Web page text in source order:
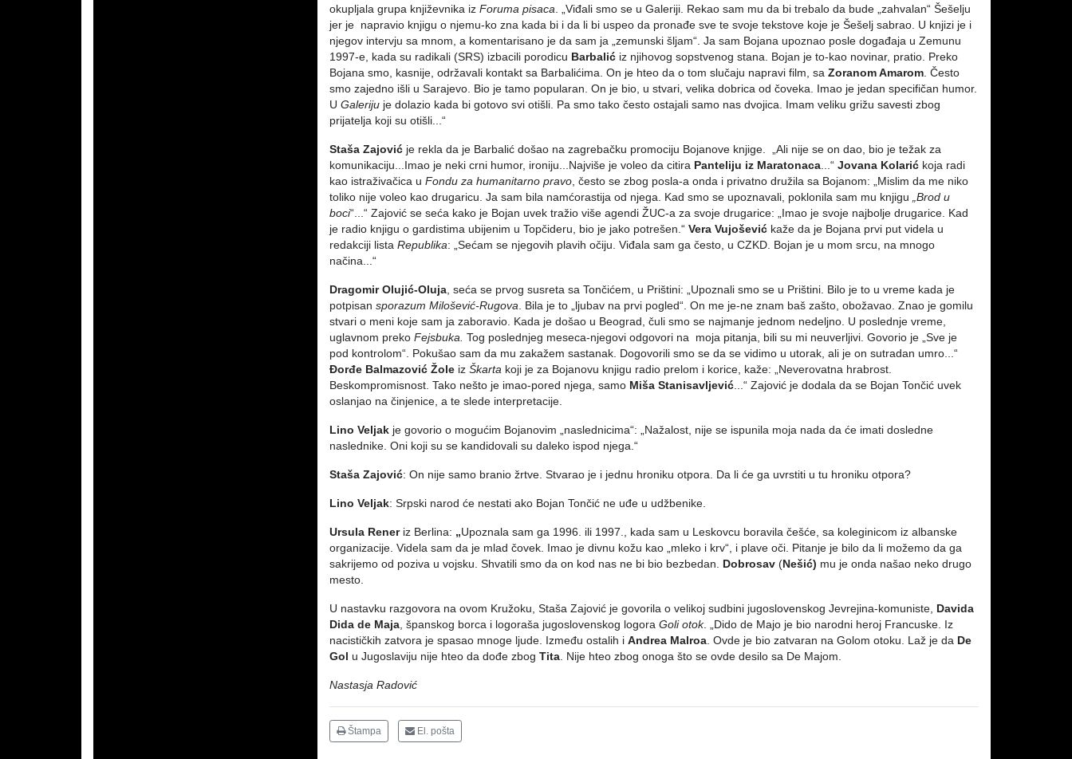
okupljala grupa književnika izForuma pisaca. „Viđali smo se u Galeriji. Rekao sam mu da bi trebalo da bude „zahvalan“ Šešelju
jer je napravio knjigu o njemu-ko zna kada bi i da li bi uspeo da pronađe sve te svoje tekstove koje je Šešelj sabrao. U knjizi je i
njegov intervju sa mnom, a komentarisano je da sam ja „zemunski šljam“. Ja sam Bojana upoznao posle događaja u Zemunu
1997-e, kada su radikali (SRS) izbacili porodicu Barbalić iz njihovog sopstvenog stana. Bojan je to-kao novinar, pratio. Preko
Bojana smo, kasnije, održavali kontakt sa Barbalićima. On je hteo da o tom slučaju napravi film, saZoranom Amarom. Često
smo zajedno išli u Sarajevo. Bio je tamo popularan. On je bio, u stvari, velika dobrica od čoveka. Imao je jedan specifičan humor.
UGaleriju je dolazio kada bi gotovo svi otišli. Pa smo tako često ostajali samo nas dvojica. Imam veliku grižu savesti zbog
prijatelja koji su otišli...“
Staša Zajović je rekla da je Barbalić došao na zagrebačku promociju Bojanove knjige. „Ali nije se on dao, bio je težak za
komunikaciju...Imao je neki crni humor, ironiju...Najviše je voleo da citira Panteliju iz Maratonaca...“Jovana Kolarić koja radi
kao istraživačica uFondu za humanitarno pravo, često se zbog posla-a onda i privatno družila sa Bojanom: „Mislim da me niko
toliko nije voleo kao drugaricu. Ja sam bila namćorastija od njega. Kad smo se upoznavali, poklonila sam mu knjigu„Brod u
boci“...“ Zajović se seća kako je Bojan uvek tražio više agendi ŽUC-a za svoje drugarice: „Imao je svoje najbolje drugarice. Kad
je radio knjigu o gardistima ubijenim u Topčideru, bio je jako potrešen.“Vera Vujošević kaže da je Bojana prvi put videla u
redakciji listaRepublika: „Sećam se njegovih plavih očiju. Viđala sam ga često, u CZKD. Bojan je u mom srcu, na mnogo
načina...“
Dragomir Olujić-Oluja, seća se prvog susreta sa Tončićem, u Prištini: „Upoznali smo se u Prištini. Bilo je to u vreme kada je
potpisansporazum Milošević-Rugova. Bila je to „ljubav na prvi pogled“. On me je-ne znam baš zašto, obožavao. Znao je gomilu
stvari o meni koje sam ja zaboravio. Kada je došao u Beograd, čuli smo se najmanje jednom nedeljno. U poslednje vreme,
uglavnom prekoFejsbuka.Tog poslednjeg meseca-njegovi odgovori na moja pitanja, bili su mi neuverljivi. Govorio je „Sve je
pod kontrolom“. Pokušao sam da mu zakažem sastanak. Dogovorili smo se da se vidimo u utorak, ali je on sutradan umro...“
Đorđe Balmazović Žole izŠkarta koji je za Bojanovu knjigu radio prelom i korice, kaže: „Neverovatna hrabrost.
Beskompromisnost. Tako nešto je imao-pored njega, samo Miša Stanisavljević...“ Zajović je dodala da se Bojan Tončić uvek
oslanjao na činjenice, a te slede interpretacije.
Lino Veljak je govorio o mogućim Bojanovim „naslednicima“: „Nažalost, nije se ispunila moja nada da će imati dosledne
naslednike. Oni koji su se kandidovali su daleko ispod njega.“
Staša Zajović: On nije samo branio žrtve. Stvarao je i jednu hroniku otpora. Da li će ga uvrstiti u tu hroniku otpora?
Lino Veljak: Srpski narod će nestati ako Bojan Tončić ne uđe u udžbenike.
Ursula Rener iz Berlina: „Upoznala sam ga 1996. ili 1997., kada sam u Leskovcu boravila češće, sa koleginicom iz albanske
organizacije. Videla sam da je mlad čovek. Imao je divnu kožu kao „mleko i krv“, i plave oči. Pitanje je bilo da li možemo da ga
sakrijemo od poziva u vojsku. Shvatili smo da on kod nas ne bi bio bezbedan. Dobrosav (Nešić) mu je onda našao neko drugo
mesto.
U nastavku razgovora na ovom Kružoku, Staša Zajović je govorila o velikoj sudbini jugoslovenskog Jevrejina-komuniste, Davida
Dida de Maja, španskog borca i logoraša jugoslovenskog logoraGoli otok. „Dido de Majo je bio narodni heroj Francuske. Iz
nacističkih zatvora je spasao mnoge ljude. Između ostalih iAndrea Malroa. Ovde je bio zatvaran na Golom otoku. Laž je da De
Gol
u Jugoslaviju nije hteo da dođe zbogTita. Nije hteo zbog onoga što se ovde desilo sa De Majom.
Nastasja Radović
Štampa El. pošta